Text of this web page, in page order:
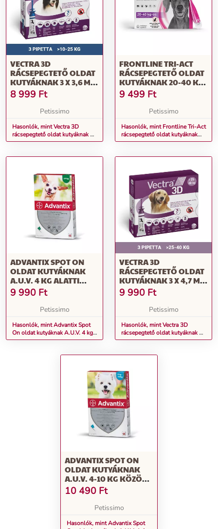
VECTRA 3D
RÁCSEPEGTETŐ OLDAT
KUTYÁKNAK 3 X 3,6 ML
PIPETTA KÖZEPES
TESTŰ KUTYÁKNAK
(>10 - 25 KG, KÉK)
8 999 Ft
Petissimo
Hasonlók, mint Vectra 3D
rácsepegtető oldat kutyáknak 3
x 3,6 ml pipetta közepes testű
FRONTLINE TRI-ACT
RÁCSEPEGTETŐ OLDAT
KUTYÁKNAK 20-40 KG-
OS KUTYÁKNAK
9 499 Ft
Petissimo
Hasonlók, mint Frontline Tri-Act
rácsepegtető oldat kutyáknak
20-40 kg-os kutyáknak
ADVANTIX SPOT ON
OLDAT KUTYÁKNAK
A.U.V. 4 KG ALATTI
KUTYÁKNAK (4 X 0,4
ML)
9 990 Ft
Petissimo
Hasonlók, mint Advantix Spot
On oldat kutyáknak A.U.V. 4 kg
alatti kutyáknak (4 x 0,4 ml)
VECTRA 3D
RÁCSEPEGTETŐ OLDAT
KUTYÁKNAK 3 X 4,7 ML
PIPETTA NAGYTESTŰ
KUTYÁKNAK (>25 - 40
KG, LILA)
9 990 Ft
Petissimo
Hasonlók, mint Vectra 3D
rácsepegtető oldat kutyáknak 3
x 4,7 ml pipetta nagytestű
ADVANTIX SPOT ON
OLDAT KUTYÁKNAK
A.U.V. 4-10 KG KÖZÖTTI
KUTYÁKNAK (4 X 1,0
ML)
10 490 Ft
Petissimo
Hasonlók, mint Advantix Spot